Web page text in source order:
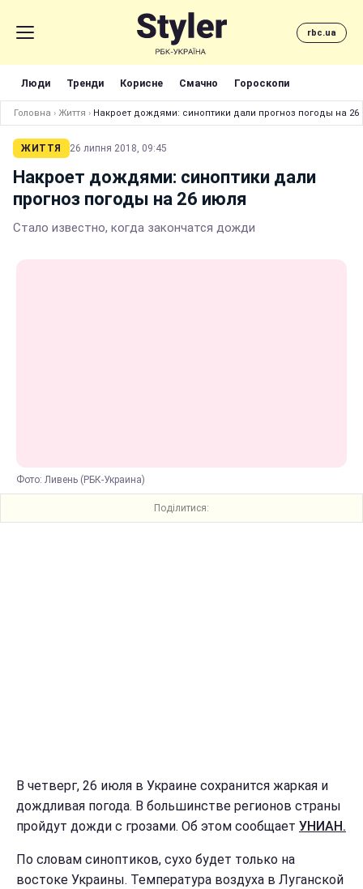
rbc.ua
Люди Тренди Корисне Смачно Гороскопи
Головна › Життя › Накроет дождями: синоптики дали прогноз погоды на 26
ЖИТТЯ 26 липня 2018, 09:45
Накроет дождями: синоптики дали
прогноз погоды на 26 июля
Стало известно, когда закончатся дожди
Фото: Ливень (РБК-Украина)
Поділитися:
В четверг, 26 июля в Украине сохранится жаркая и
дождливая погода. В большинстве регионов страны
пройдут дожди с грозами. Об этом сообщает УНИАН.
По словам синоптиков, сухо будет только на
востоке Украины. Температура воздуха в Луганской